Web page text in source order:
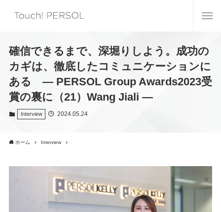
確信できるまで、深堀りしよう。成功の
カギは、徹底したコミュニケーションに
ある ― PERSOL Group Awards2023受
賞の裏に（21）Wang Jiali ―
Interview 2024.05.24
ホーム Interview